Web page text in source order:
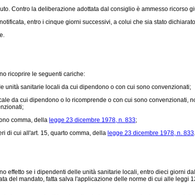
Contro la deliberazione adottata dal consiglio è ammesso ricorso
entro i cinque giorni successivi, a colui che sia stato
ricoprire le seguenti cariche:
sanitarie locali da cui dipendono o con cui sono convenzionati;
da cui dipendono o lo ricomprende o con cui sono convenzionati,
comma, della legge 23 dicembre 1978, n. 833;
di cui all'art. 15, quarto comma, della legge 23 dicembre 1978, n. 833.
se i dipendenti delle unità sanitarie locali, entro dieci giorni
del mandato, fatta salva l'applicazione delle norme di cui alle leggi